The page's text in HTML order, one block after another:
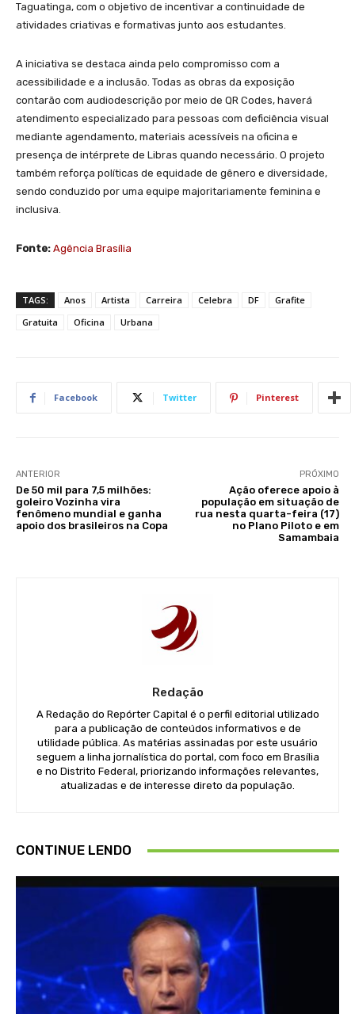
Taguatinga, com o objetivo de incentivar a continuidade de
atividades criativas e formativas junto aos estudantes.
A iniciativa se destaca ainda pelo compromisso com a
acessibilidade e a inclusão. Todas as obras da exposição
contarão com audiodescrição por meio de QR Codes, haverá
atendimento especializado para pessoas com deficiência visual
mediante agendamento, materiais acessíveis na oficina e
presença de intérprete de Libras quando necessário. O projeto
também reforça políticas de equidade de gênero e diversidade,
sendo conduzido por uma equipe majoritariamente feminina e
inclusiva.
Fonte: Agência Brasília
TAGS: Anos Artista Carreira Celebra DF
Grafite
Gratuita
Oficina Urbana
Facebook Twitter Pinterest
ANTERIOR
De 50 mil para 7,5 milhões:
goleiro Vozinha vira
fenômeno mundial e ganha
apoio dos brasileiros na Copa
PRÓXIMO
Ação oferece apoio à
população em situação de
rua nesta quarta-feira (17)
no Plano Piloto e em
Samambaia
Redação
A Redação do Repórter Capital é o perfil editorial utilizado
para a publicação de conteúdos informativos e de
utilidade pública. As matérias assinadas por este usuário
seguem a linha jornalística do portal, com foco em Brasília
e no Distrito Federal, priorizando informações relevantes,
atualizadas e de interesse direto da população.
CONTINUE LENDO